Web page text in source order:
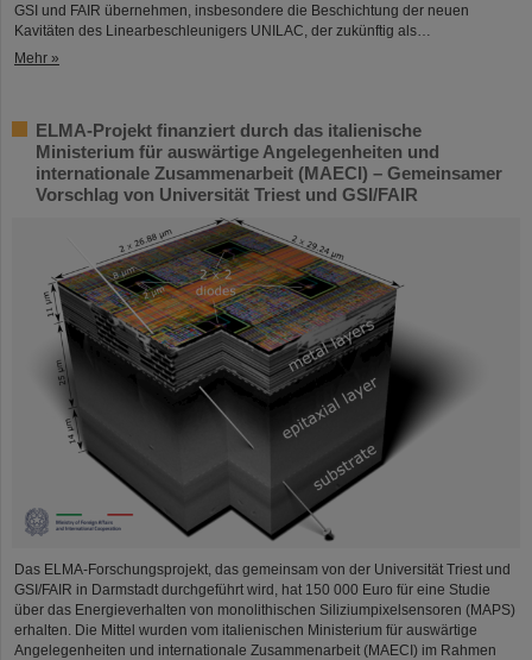
GSI und FAIR übernehmen, insbesondere die Beschichtung der neuen
Kavitäten des Linearbeschleunigers UNILAC, der zukünftig als…
Mehr »
ELMA-Projekt finanziert durch das italienische
Ministerium für auswärtige Angelegenheiten und
internationale Zusammenarbeit (MAECI) – Gemeinsamer
Vorschlag von Universität Triest und GSI/FAIR
Das ELMA-Forschungsprojekt, das gemeinsam von der Universität Triest und
GSI/FAIR in Darmstadt durchgeführt wird, hat 150 000 Euro für eine Studie
über das Energieverhalten von monolithischen Siliziumpixelsensoren (MAPS)
erhalten. Die Mittel wurden vom italienischen Ministerium für auswärtige
Angelegenheiten und internationale Zusammenarbeit (MAECI) im Rahmen